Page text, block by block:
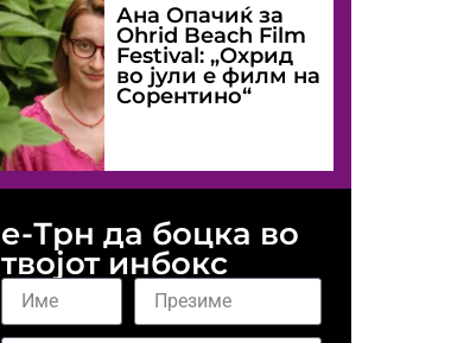
Ана Опачиќ за
Оhrid Beach Film
Festival: „Охрид
во јули е филм на
Сорентино“
е-Трн да боцка во
твојот инбокс